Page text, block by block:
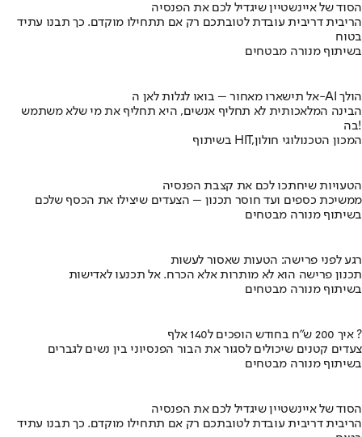
הסוד של איינשטיין שיגדיל לכם את הפנסיה
הריבית דריבית עובדת לטובתכם רק אם תתחילו מוקדם. כך תבנו עתיד
בטוח
בשיתוף מנורה מבטחים
אל תישארו מאחור – בואו לגלות לאן ה-AI הולך
הבינה המלאכותית לא תחליף אנשים, היא תחליף את מי שלא משתמש
בה!
בשיתוף HIT,המכון הטכנולוגי חולון
הטעויות שיחתכו לכם את קצבת הפנסיה
ממשיכת כספים ועד חוסר תכנון – הצעדים שיצילו את הכסף שלכם
בשיתוף מנורה מבטחים
רגע לפני פרישה: הטעות שאסור לעשות
תכנון פרישה הוא לא מותרות אלא הכרח. אל תכנעו לאדישות
בשיתוף מנורה מבטחים
איך 200 ש"ח בחודש הופכים ל140 אלף ?
צעדים קטנים שיכולים לסגור את הבור הפנסיוני בין נשים לגברים
בשיתוף מנורה מבטחים
הסוד של איינשטיין שיגדיל לכם את הפנסיה
הריבית דריבית עובדת לטובתכם רק אם תתחילו מוקדם. כך תבנו עתיד